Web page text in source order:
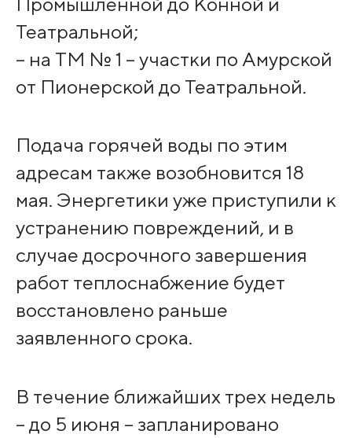
Театральной;
– на ТМ № 1 – участки по Амурской
от Пионерской до Театральной.
Подача горячей воды по этим
адресам также возобновится 18
мая. Энергетики уже приступили к
устранению повреждений, и в
случае досрочного завершения
работ теплоснабжение будет
восстановлено раньше
заявленного срока.
В течение ближайших трех недель
– до 5 июня – ­запланировано